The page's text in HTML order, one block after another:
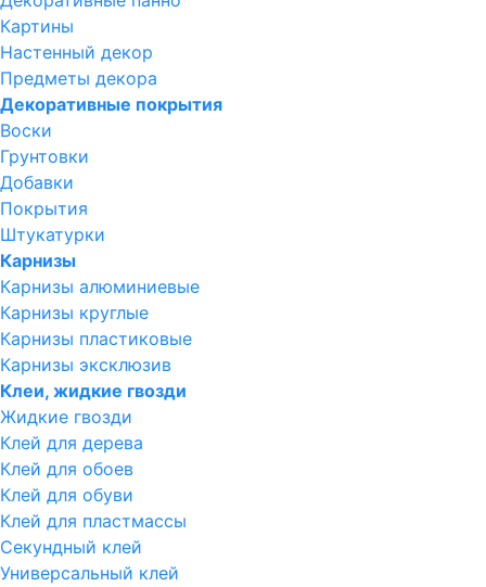
Картины
Настенный декор
Предметы декора
Декоративные покрытия
Воски
Грунтовки
Добавки
Покрытия
Штукатурки
Карнизы
Карнизы алюминиевые
Карнизы круглые
Карнизы пластиковые
Карнизы эксклюзив
Клеи, жидкие гвозди
Жидкие гвозди
Клей для дерева
Клей для обоев
Клей для обуви
Клей для пластмассы
Секундный клей
Универсальный клей